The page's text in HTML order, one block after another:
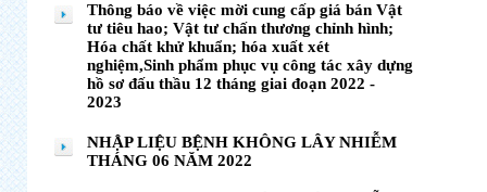
Thông báo về việc mời cung cấp giá bán Vật
tư tiêu hao; Vật tư chấn thương chỉnh hình;
Hóa chất khử khuẩn; hóa xuất xét
nghiệm,Sinh phẩm phục vụ công tác xây dựng
hồ sơ đấu thầu 12 tháng giai đoạn 2022 -
2023
NHẬP LIỆU BỆNH KHÔNG LÂY NHIỄM
THÁNG 06 NĂM 2022